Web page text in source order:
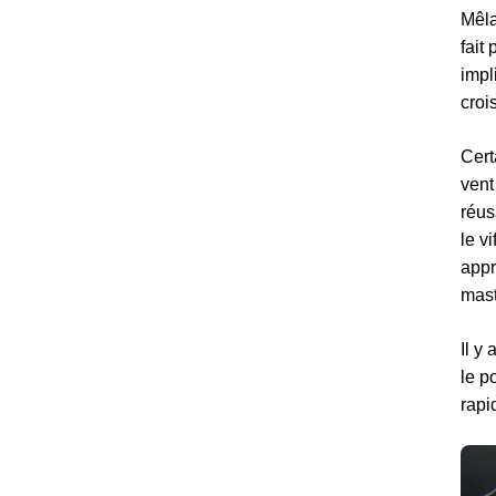
fait
le
Il y
le